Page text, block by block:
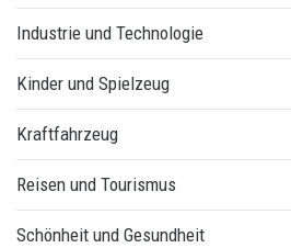
Industrie und Technologie
Kinder und Spielzeug
Kraftfahrzeug
Reisen und Tourismus
Schönheit und Gesundheit